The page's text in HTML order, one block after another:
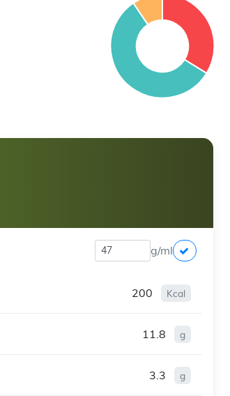
g/ml
200 Kcal
11.8 g
3.3 g